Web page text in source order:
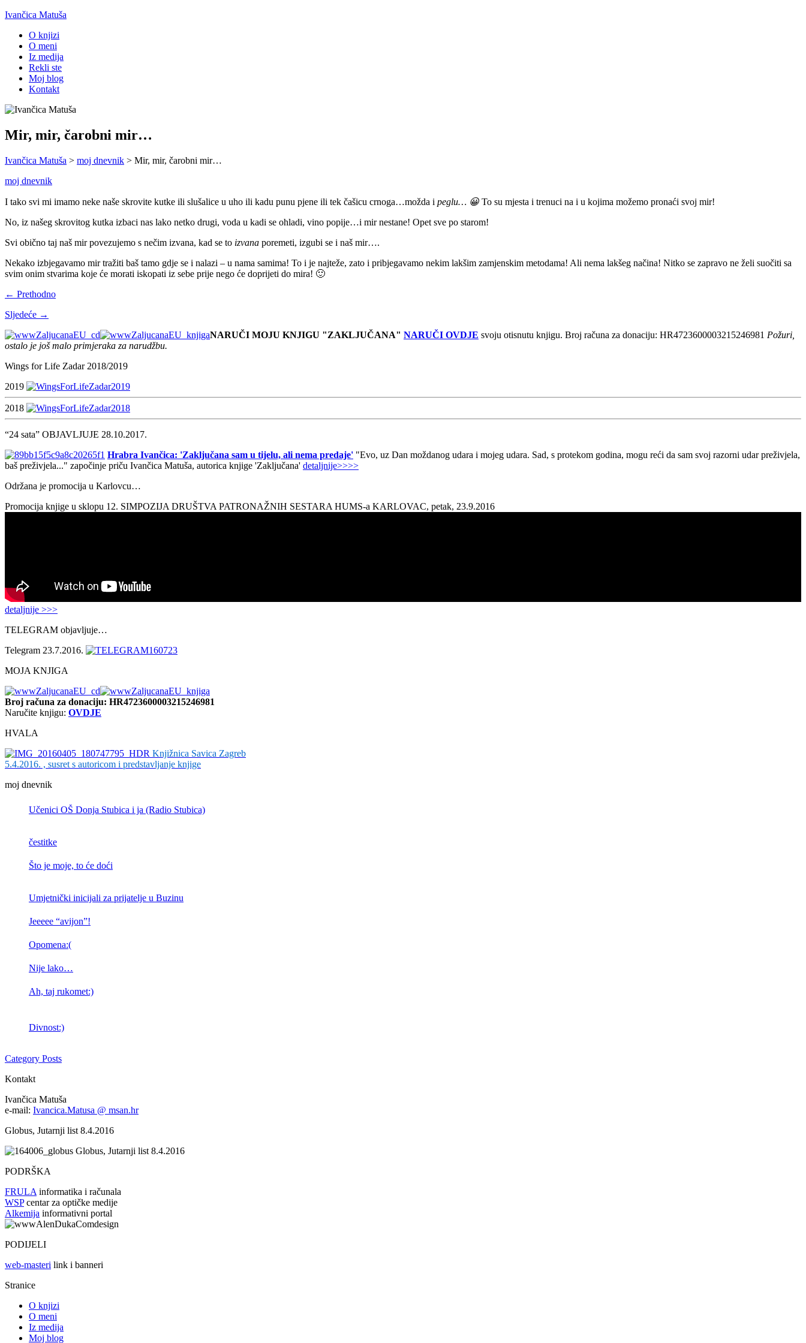
Ivančica Matuša
O knjizi
O meni
Iz medija
Rekli ste
Moj blog
Kontakt
Mir, mir, čarobni mir…
Ivančica Matuša > moj dnevnik > Mir, mir, čarobni mir…
moj dnevnik
I tako svi mi imamo neke naše skrovite kutke ili slušalice u uho ili kadu punu pjene ili tek čašicu crnoga…možda i peglu… 😀 To su mjesta i trenuci na i u kojima možemo pronaći svoj mir!
No, iz našeg skrovitog kutka izbaci nas lako netko drugi, voda u kadi se ohladi, vino popije…i mir nestane! Opet sve po starom!
Svi obično taj naš mir povezujemo s nečim izvana, kad se to izvana poremeti, izgubi se i naš mir….
Nekako izbjegavamo mir tražiti baš tamo gdje se i nalazi – u nama samima! To i je najteže, zato i pribjegavamo nekim lakšim zamjenskim metodama! Ali nema lakšeg načina! Nitko se zapravo ne želi suočiti sa
svim onim stvarima koje će morati iskopati iz sebe prije nego će doprijeti do mira! 🙂
← Prethodno
Sljedeće →
NARUČI MOJU KNJIGU "ZAKLJUČANA" NARUČI OVDJE svoju otisnutu knjigu. Broj računa za donaciju: HR4723600003215246981 Požuri,
ostalo je još malo primjeraka za narudžbu.
Wings for Life Zadar 2018/2019
2019
2018
“24 sata” OBJAVLJUJE 28.10.2017.
Hrabra Ivančica: 'Zaključana sam u tijelu, ali nema predaje' "Evo, uz Dan moždanog udara i mojeg udara. Sad, s protekom godina, mogu reći da sam svoj razorni udar preživjela,
baš preživjela..." započinje priču Ivančica Matuša, autorica knjige 'Zaključana' detaljnije>>>>
Održana je promocija u Karlovcu…
Promocija knjige u sklopu 12. SIMPOZIJA DRUŠTVA PATRONAŽNIH SESTARA HUMS-a KARLOVAC, petak, 23.9.2016
detaljnije >>>
TELEGRAM objavljuje…
Telegram 23.7.2016.
MOJA KNJIGA
Broj računa za donaciju: HR4723600003215246981
Naručite knjigu: OVDJE
HVALA
Knjižnica Savica Zagreb
5.4.2016. , susret s autoricom i predstavljanje knjige
moj dnevnik
Učenici OŠ Donja Stubica i ja (Radio Stubica)
čestitke
Što je moje, to će doći
Umjetnički inicijali za prijatelje u Buzinu
Jeeeee “avijon”!
Opomena:(
Nije lako…
Ah, taj rukomet:)
Divnost:)
Category Posts
Kontakt
Ivančica Matuša
e-mail: Ivancica.Matusa @ msan.hr
Globus, Jutarnji list 8.4.2016
Globus, Jutarnji list 8.4.2016
PODRŠKA
FRULA informatika i računala
WSPcentar za optičke medije
Alkemija informativni portal
PODIJELI
web-masteri link i banneri
Stranice
O knjizi
O meni
Iz medija
Moj blog